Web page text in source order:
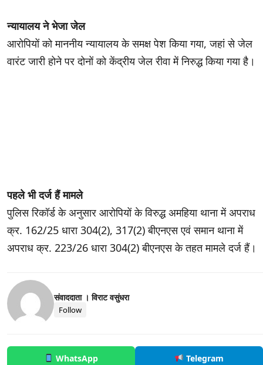
न्यायालय ने भेजा जेल
आरोपियों को माननीय न्यायालय के समक्ष पेश किया गया, जहां से जेल
वारंट जारी होने पर दोनों को केंद्रीय जेल रीवा में निरुद्ध किया गया है।
पहले भी दर्ज हैं मामले
पुलिस रिकॉर्ड के अनुसार आरोपियों के विरुद्ध अमहिया थाना में अपराध
क्र. 162/25 धारा 304(2), 317(2) बीएनएस एवं समान थाना में
अपराध क्र. 223/26 धारा 304(2) बीएनएस के तहत मामले दर्ज हैं।
संवाददाता । विराट वसुंधरा
Follow
WhatsApp Telegram